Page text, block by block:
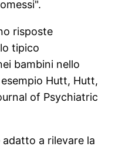
risposte
tipico
bambini nello
Hutt, Hutt,
of Psychiatric
a rilevare la